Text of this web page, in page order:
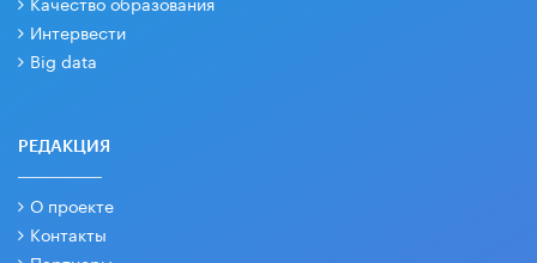
Интервести
Big data
РЕДАКЦИЯ
О проекте
Контакты